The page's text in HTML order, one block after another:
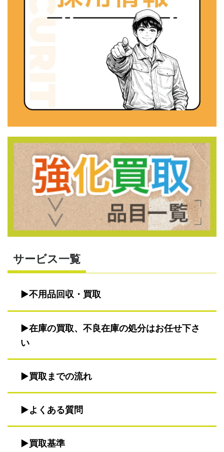
サービス一覧
不用品回収・買取
在庫の買取、不良在庫の処分はお任せ下さ
い
買取までの流れ
よくある質問
買取基準